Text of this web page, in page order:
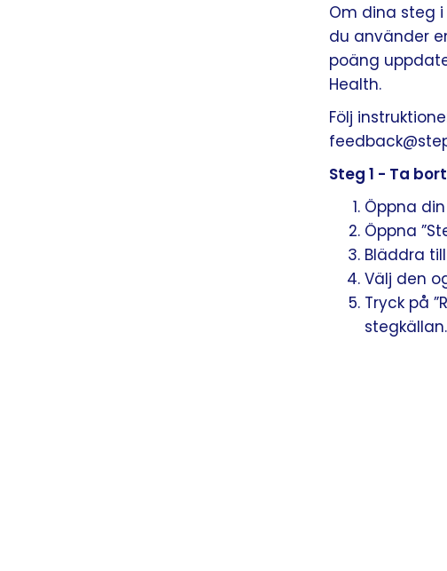
Om dina steg
du använder
poäng
Health.
Följ
Steg 1 - Ta
Öppna
Öppna
Bläddra
Välj den
Tryck på
stegkällan.